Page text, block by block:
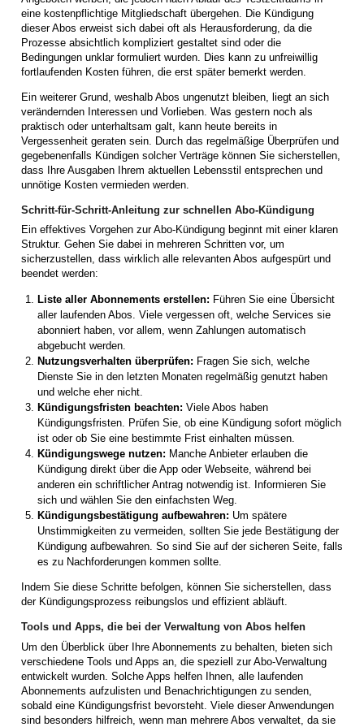
eine kostenpflichtige Mitgliedschaft übergehen. Die Kündigung
dieser Abos erweist sich dabei oft als Herausforderung, da die
Prozesse absichtlich kompliziert gestaltet sind oder die
Bedingungen unklar formuliert wurden. Dies kann zu unfreiwillig
fortlaufenden Kosten führen, die erst später bemerkt werden.
Ein weiterer Grund, weshalb Abos ungenutzt bleiben, liegt an sich
verändernden Interessen und Vorlieben. Was gestern noch als
praktisch oder unterhaltsam galt, kann heute bereits in
Vergessenheit geraten sein. Durch das regelmäßige Überprüfen und
gegebenenfalls Kündigen solcher Verträge können Sie sicherstellen,
dass Ihre Ausgaben Ihrem aktuellen Lebensstil entsprechen und
unnötige Kosten vermieden werden.
Schritt-für-Schritt-Anleitung zur schnellen Abo-Kündigung
Ein effektives Vorgehen zur Abo-Kündigung beginnt mit einer klaren
Struktur. Gehen Sie dabei in mehreren Schritten vor, um
sicherzustellen, dass wirklich alle relevanten Abos aufgespürt und
beendet werden:
Liste aller Abonnements erstellen: Führen Sie eine Übersicht
aller laufenden Abos. Viele vergessen oft, welche Services sie
abonniert haben, vor allem, wenn Zahlungen automatisch
abgebucht werden.
Nutzungsverhalten überprüfen: Fragen Sie sich, welche
Dienste Sie in den letzten Monaten regelmäßig genutzt haben
und welche eher nicht.
Kündigungsfristen beachten: Viele Abos haben
Kündigungsfristen. Prüfen Sie, ob eine Kündigung sofort möglich
ist oder ob Sie eine bestimmte Frist einhalten müssen.
Kündigungswege nutzen: Manche Anbieter erlauben die
Kündigung direkt über die App oder Webseite, während bei
anderen ein schriftlicher Antrag notwendig ist. Informieren Sie
sich und wählen Sie den einfachsten Weg.
Kündigungsbestätigung aufbewahren: Um spätere
Unstimmigkeiten zu vermeiden, sollten Sie jede Bestätigung der
Kündigung aufbewahren. So sind Sie auf der sicheren Seite, falls
es zu Nachforderungen kommen sollte.
Indem Sie diese Schritte befolgen, können Sie sicherstellen, dass
der Kündigungsprozess reibungslos und effizient abläuft.
Tools und Apps, die bei der Verwaltung von Abos helfen
Um den Überblick über Ihre Abonnements zu behalten, bieten sich
verschiedene Tools und Apps an, die speziell zur Abo-Verwaltung
entwickelt wurden. Solche Apps helfen Ihnen, alle laufenden
Abonnements aufzulisten und Benachrichtigungen zu senden,
sobald eine Kündigungsfrist bevorsteht. Viele dieser Anwendungen
sind besonders hilfreich, wenn man mehrere Abos verwaltet, da sie